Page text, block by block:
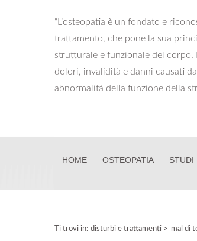
“L’osteopatia è un fondato e
trattamento, che pone la sua
strutturale e funzionale del corpo.
dolori, invalidità e danni causati
abnormalità della funzione della
HOME OSTEOPATIA STUDI
Ti trovi in: disturbi e trattamenti > mal di